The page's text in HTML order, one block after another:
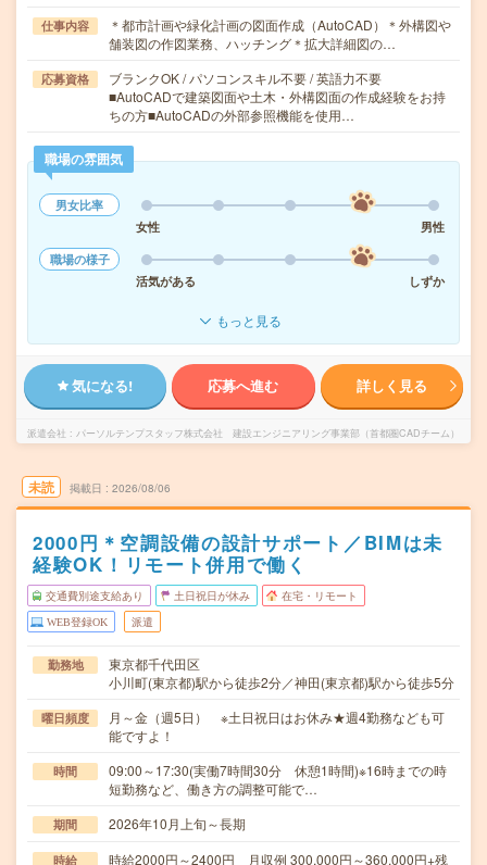
仕事内容
＊都市計画や緑化計画の図面作成（AutoCAD）＊外構図や
舗装図の作図業務、ハッチング＊拡大詳細図の…
応募資格
ブランクOK / パソコンスキル不要 / 英語力不要
■AutoCADで建築図面や土木・外構図面の作成経験をお持
ちの方■AutoCADの外部参照機能を使用…
職場の雰囲気
男女比率
女性
男性
職場の様子
活気がある
しずか
もっと見る
気になる! 応募へ進む 詳しく見る
派遣会社 パーソルテンプスタッフ株式会社 建設エンジニアリング事業部（首都圏CADチーム）
未読 掲載日 2026/08/06
2000円＊空調設備の設計サポート／BIMは未
経験OK！リモート併用で働く
交通費別途支給あり 土日祝日が休み 在宅・リモート
WEB登録OK 派遣
勤務地
東京都千代田区
小川町(東京都)駅から徒歩2分／神田(東京都)駅から徒歩5分
曜日頻度
月～金（週5日） ※土日祝日はお休み★週4勤務なども可
能ですよ！
時間
09:00～17:30(実働7時間30分 休憩1時間)※16時までの時
短勤務など、働き方の調整可能で…
期間 2026年10月上旬～長期
時給
時給2000円～2400円 月収例 300,000円～360,000円+残